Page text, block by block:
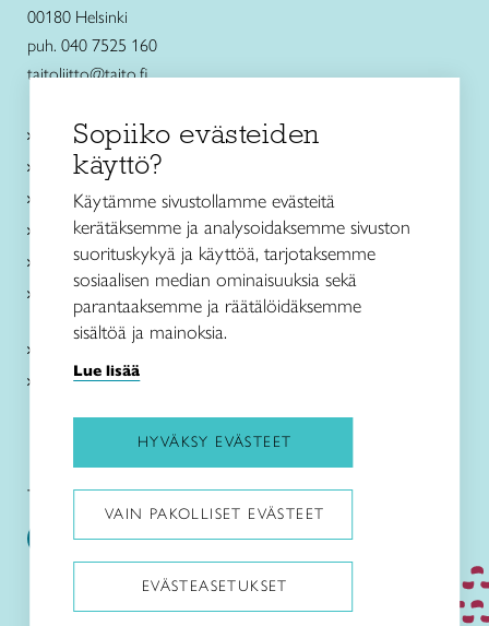
00180 Helsinki
puh. 040 7525 160
taitoliitto@taito.fi
Käsityökurssit ja koulutus
Ajankohtaista
Käsityöohjeet
Me olemme Taito
Paikallinen toiminta
Verkkokaupat
Kirjaudu Arviin
Kirjaudu Taitocampukseen
Taitoliitto: Taito-lehti:
Sopiiko evästeiden
käyttö?
Käytämme sivustollamme evästeitä
kerätäksemme ja analysoidaksemme sivuston
suorituskykyä ja käyttöä, tarjotaksemme
sosiaalisen median ominaisuuksia sekä
parantaaksemme ja räätälöidäksemme
sisältöä ja mainoksia.
Lue lisää
HYVÄKSY EVÄSTEET
VAIN PAKOLLISET EVÄSTEET
EVÄSTEASETUKSET